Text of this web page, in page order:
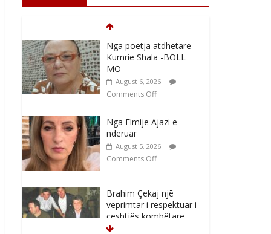
Nga poetja atdhetare
Kumrie Shala -BOLL
MO
August 6, 2026
Comments Off
Nga Elmije Ajazi e
nderuar
August 5, 2026
Comments Off
Brahim Çekaj njē
veprimtar i respektuar i
çeshtjës kombëtare